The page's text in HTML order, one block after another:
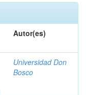
Autor(es)
Universidad Don
Bosco